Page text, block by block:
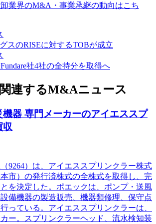
業界のM&A・事業承継の動向はこち
スのRISEに対するTOBが成立
社4社の全持分を取得へ
連するM&Aニュース
器 専門メーカーのアイエススプ
収
9264）は、アイエススプリンクラー株式
市）の発行済株式の全株式を取得し、完
を決定した。ポエックは、ポンプ・送風
備機器の製造販売、機器類修理、保守点
っている。アイエススプリンクラーは、
ー。スプリンクラーヘッド、流水検知装